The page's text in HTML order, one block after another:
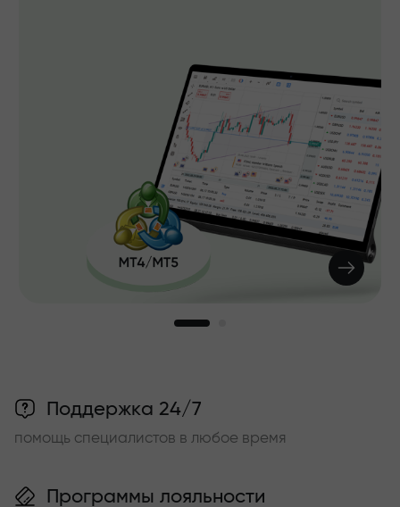
Поддержка 24/7
помощь специалистов в любое время
Программы лояльности